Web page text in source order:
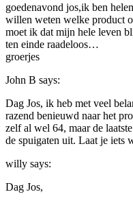
goedenavond jos,ik ben
willen weten welke product
moet ik dat mijn hele leven
ten einde raadeloos…
groerjes
John B says:
Dag Jos, ik heb met veel
razend benieuwd naar het
zelf al wel 64, maar de
de spuigaten uit. Laat je iets
willy says:
Dag Jos,